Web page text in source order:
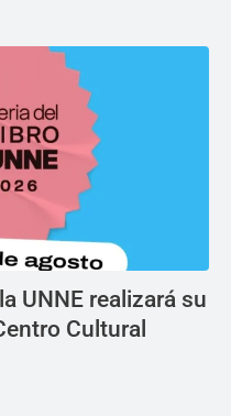
UNNE realizará su
Cultural